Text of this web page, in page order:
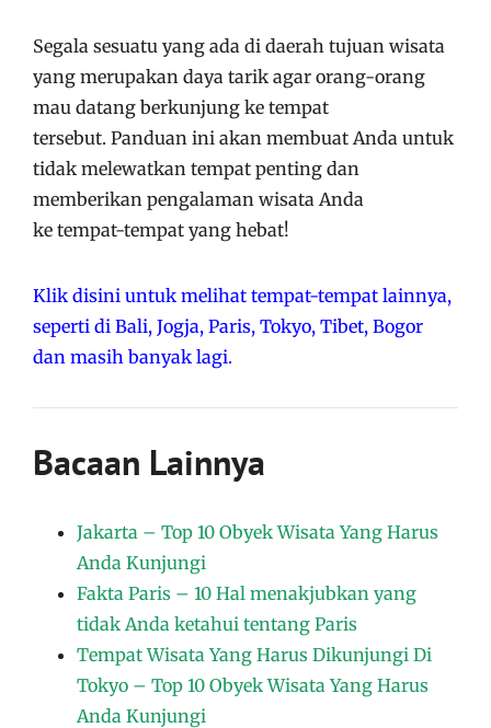
Segala sesuatu yang ada di daerah tujuan wisata
yang merupakan daya tarik agar orang-orang
mau datang berkunjung ke tempat
tersebut. Panduan ini akan membuat Anda untuk
tidak melewatkan tempat penting dan
memberikan pengalaman wisata Anda
ke tempat-tempat yang hebat!
Klik disini untuk melihat tempat-tempat lainnya,
seperti di Bali, Jogja, Paris, Tokyo, Tibet, Bogor
dan masih banyak lagi.
Bacaan Lainnya
Jakarta – Top 10 Obyek Wisata Yang Harus
Anda Kunjungi
Fakta Paris – 10 Hal menakjubkan yang
tidak Anda ketahui tentang Paris
Tempat Wisata Yang Harus Dikunjungi Di
Tokyo – Top 10 Obyek Wisata Yang Harus
Anda Kunjungi